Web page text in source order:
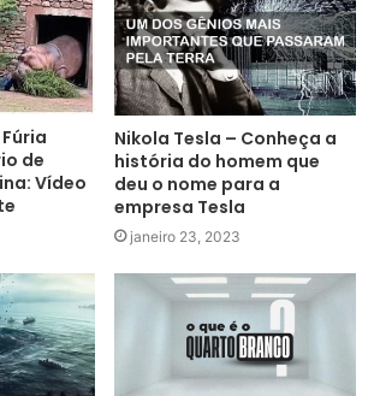
de
Vídeo
Nikola Tesla – Conheça a
história do homem que
deu o nome para a
empresa Tesla
janeiro 23, 2023